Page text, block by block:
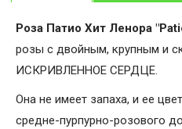
Роза Патио Хит Ленора
розы с двойным, крупным и
ИСКРИВЛЕННОЕ СЕРДЦЕ.
Она не имеет запаха, и ее
средне-пурпурно-розового